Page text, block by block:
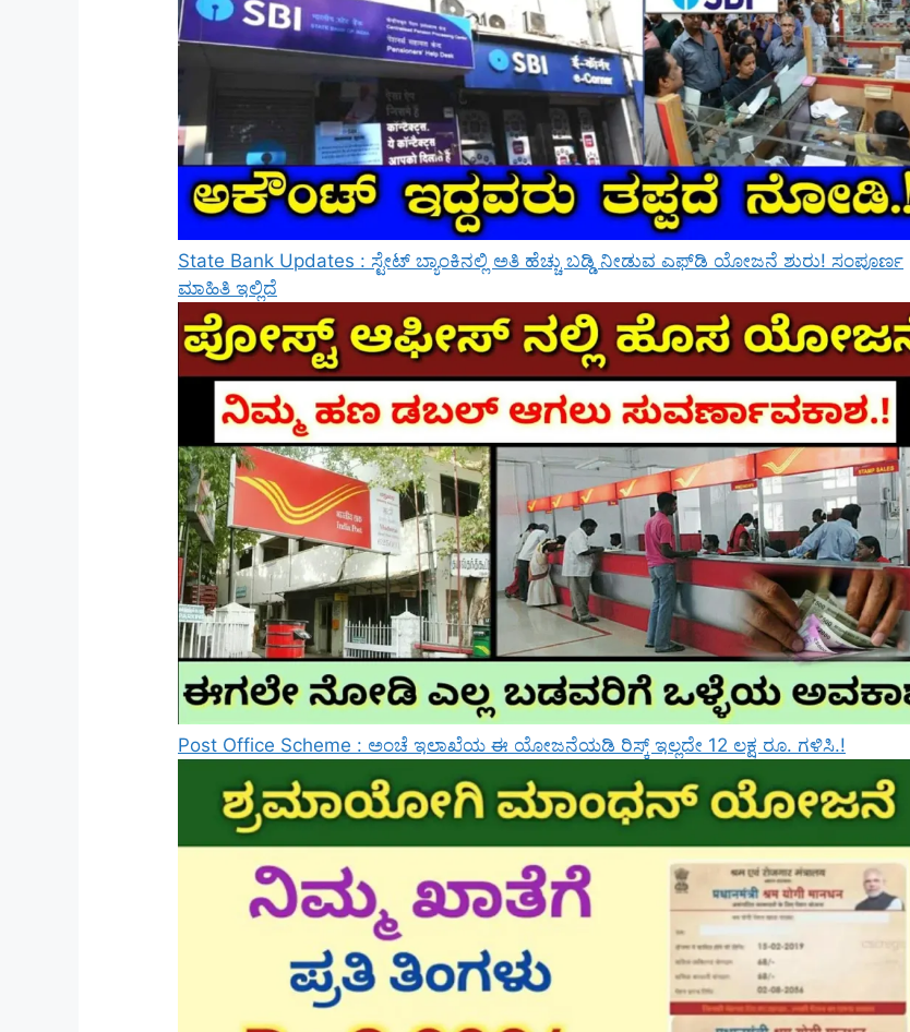
State Bank Updates : ಸ್ಟೇಟ್ ಬ್ಯಾಂಕಿನಲ್ಲಿ ಅತಿ ಹೆಚ್ಚು ಬಡ್ಡಿ ನೀಡುವ ಎಫ್‌ಡಿ ಯೋಜನೆ ಶುರು! ಸಂಪೂರ್ಣ
ಮಾಹಿತಿ ಇಲ್ಲಿದೆ
Post Office Scheme : ಅಂಚೆ ಇಲಾಖೆಯ ಈ ಯೋಜನೆಯಡಿ ರಿಸ್ಕ್‌ ಇಲ್ಲದೇ 12 ಲಕ್ಷ ರೂ. ಗಳಿಸಿ.!